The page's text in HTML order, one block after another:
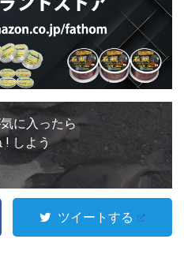
に入ったら
! しよう
ツイートする